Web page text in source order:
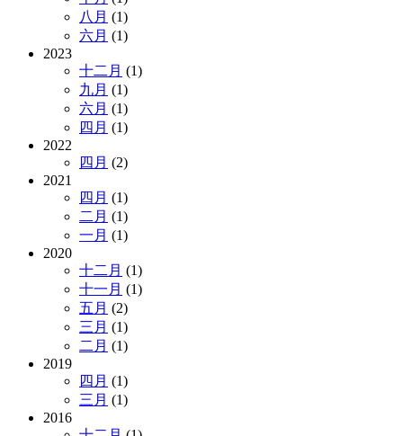
八月 (1)
六月 (1)
2023
十二月 (1)
九月 (1)
六月 (1)
四月 (1)
2022
四月 (2)
2021
四月 (1)
二月 (1)
一月 (1)
2020
十二月 (1)
十一月 (1)
五月 (2)
三月 (1)
二月 (1)
2019
四月 (1)
三月 (1)
2016